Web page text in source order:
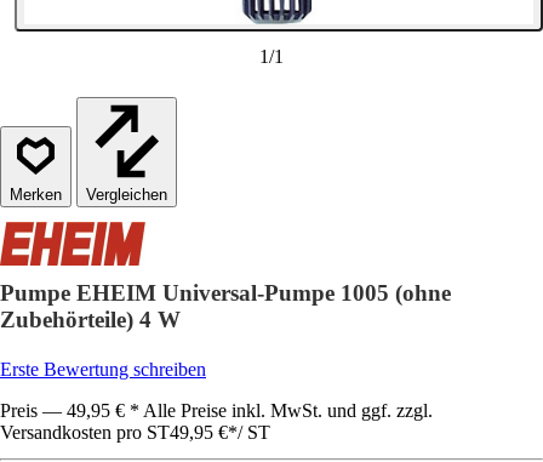
1/1
Vergleichen
Pumpe EHEIM Universal-Pumpe 1005 (ohne
Zubehörteile) 4 W
Erste Bewertung schreiben
Preis — 49,95 € * Alle Preise inkl. MwSt. und ggf. zzgl.
Versandkosten pro ST49,95 €*/ ST